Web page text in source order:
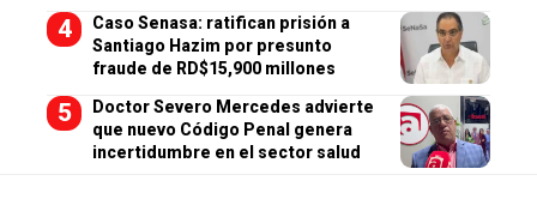
Caso Senasa: ratifican prisión a
Santiago Hazim por presunto
fraude de RD$15,900 millones
Doctor Severo Mercedes advierte
que nuevo Código Penal genera
incertidumbre en el sector salud